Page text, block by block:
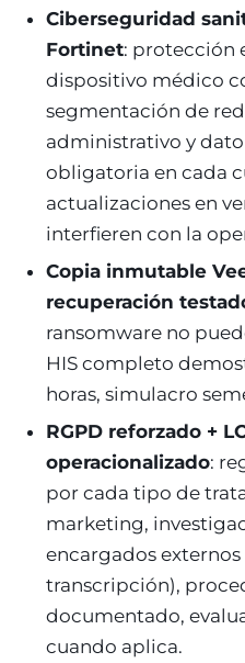
Ciberseguridad
Fortinet: protección
dispositivo médico
segmentación de
administrativo y
obligatoria en cada
actualizaciones en
interfieren con la
Copia inmutable
recuperación
ransomware no
HIS completo
horas, simulacro
RGPD reforzado +
operacionalizado:
por cada tipo de
marketing,
encargados
transcripción),
documentado,
cuando aplica.